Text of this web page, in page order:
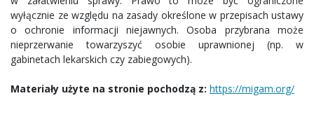
wyłącznie ze względu na zasady określone w przepisach ustawy
o ochronie informacji niejawnych. Osoba przybrana może
nieprzerwanie towarzyszyć osobie uprawnionej (np. w
gabinetach lekarskich czy zabiegowych).
Materiały użyte na stronie pochodzą z: https://migam.org/